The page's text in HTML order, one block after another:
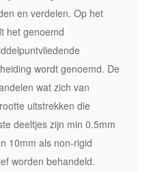
4000
2113
en verdelen. Op het
het genoemd
wordt genoemd. De
wat zich van
uitstrekken die
deeltjes zijn min 0.5mm
10mm als non-rigid
worden behandeld.